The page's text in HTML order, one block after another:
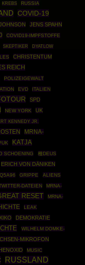
KREBS RUSSIA
COVID-19
JENS SPAHN
COVID19-IMPFSTOFFE
SKEPTIKER DYATLOW
CHRISTENTUM
REICH
POLIZEIGEWALT
EVD ITALIEN
SPD
NEW YORK UK
KENNEDY JR.
MRNA-
KATJA
SCHOENING 種DEUS
ERICH VON DÄNIKEN
GRIPPE ALIENS
DATEIEN
MRNA-
RESET
MRNA-
LEAK
DEMOKRATIE
WILHELM DOMKE-
MIKROFON
MUSIC
RUSSLAND